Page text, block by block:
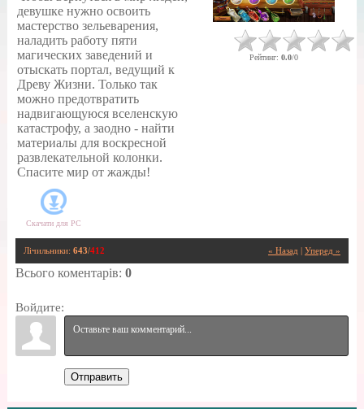
девушке нужно освоить
мастерство зельеварения,
наладить работу пяти
магических заведений и
отыскать портал, ведущий к
Древу Жизни. Только так
можно предотвратить
надвигающуюся вселенскую
катастрофу, а заодно - найти
материалы для воскресной
развлекательной колонки.
Спасите мир от жажды!
Скачати для PC
Рейтинг: 0.0/0
« Назад Уперед »
Лічильники: 643/412
Всього коментарів: 0
Войдите:
Отправить